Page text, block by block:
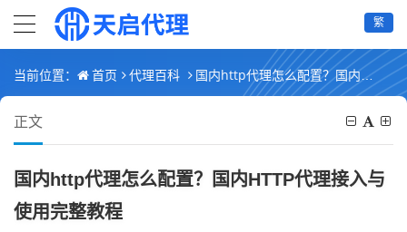
繁
当前位置： 首页 代理百科 国内http代理怎么配置？国内HTTP代理接入与使用完整教程
正文
国内http代理怎么配置？国内HTTP代理接入与
使用完整教程